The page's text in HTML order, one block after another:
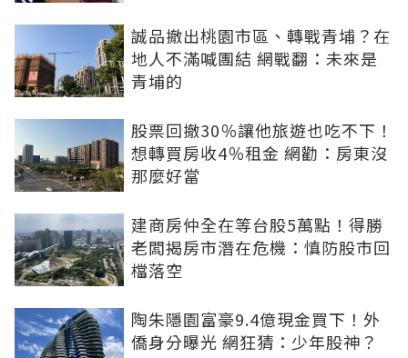
誠品撤出桃園市區、轉戰青埔？在
地人不滿喊團結 網戰翻：未來是
青埔的
股票回撤30％讓他旅遊也吃不下！
想轉買房收4％租金 網勸：房東沒
那麼好當
建商房仲全在等台股5萬點！得勝
老闆揭房市潛在危機：慎防股市回
檔落空
陶朱隱園富豪9.4億現金買下！外
僑身分曝光 網狂猜：少年股神？